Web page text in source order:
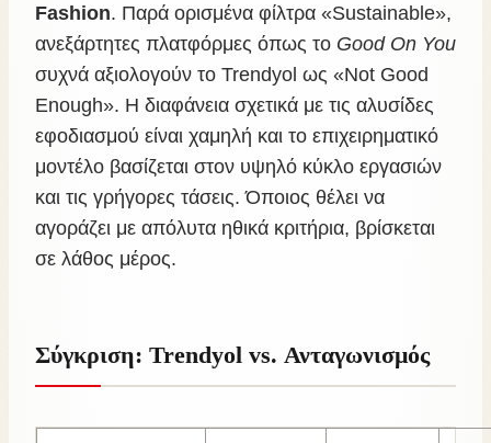
Fashion. Παρά ορισμένα φίλτρα «Sustainable»,
ανεξάρτητες πλατφόρμες όπως το Good On You
συχνά αξιολογούν το Trendyol ως «Not Good
Enough». Η διαφάνεια σχετικά με τις αλυσίδες
εφοδιασμού είναι χαμηλή και το επιχειρηματικό
μοντέλο βασίζεται στον υψηλό κύκλο εργασιών
και τις γρήγορες τάσεις. Όποιος θέλει να
αγοράζει με απόλυτα ηθικά κριτήρια, βρίσκεται
σε λάθος μέρος.
Σύγκριση: Trendyol vs. Ανταγωνισμός